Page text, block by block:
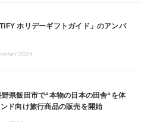
ホリデーギフトガイド」のアンバ
野県飯田市で“本物の日本の田舎“を体
ド向け旅行商品の販売を開始